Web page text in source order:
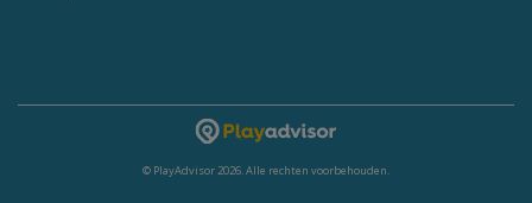
© PlayAdvisor 2026. Alle rechten voorbehouden.